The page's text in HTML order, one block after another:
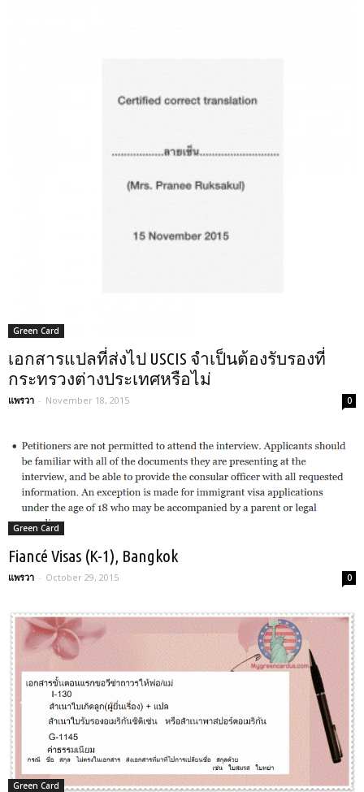
Green Card
เอกสารแปลที่ส่งไป USCIS จำเป็นต้องรับรองที่
กระทรวงต่างประเทศหรือไม่
แพรวา - November 18, 2015 0
Green Card
Fiancé Visas (K-1), Bangkok
แพรวา - October 29, 2015 0
Green Card